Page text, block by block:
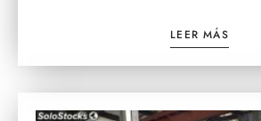
LEER MÁS